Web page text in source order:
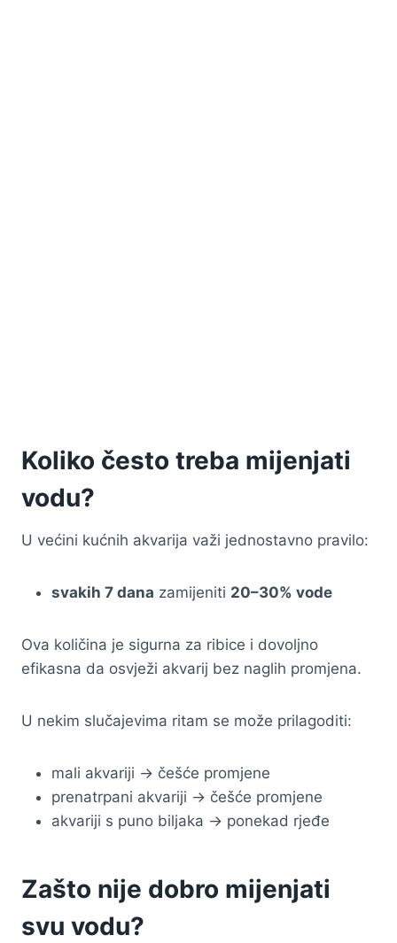
Koliko često treba mijenjati
vodu?
U većini kućnih akvarija važi jednostavno pravilo:
svakih 7 dana zamijeniti 20–30% vode
Ova količina je sigurna za ribice i dovoljno
efikasna da osvježi akvarij bez naglih promjena.
U nekim slučajevima ritam se može prilagoditi:
mali akvariji → češće promjene
prenatrpani akvariji → češće promjene
akvariji s puno biljaka → ponekad rjeđe
Zašto nije dobro mijenjati
svu vodu?